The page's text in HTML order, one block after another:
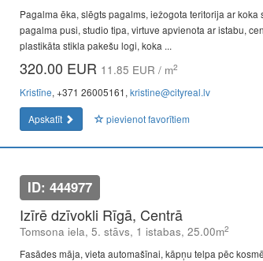
Pagalma ēka, slēgts pagalms, iežogota teritorija ar koka
pagalma pusi, studio tipa, virtuve apvienota ar istabu,
plastikāta stikla pakešu logi, koka ...
320.00 EUR 11.85 EUR / m2
Kristīne, +371 26005161, kristine@cityreal.lv
Apskatīt
pievienot favorītiem
ID: 444977
Izīrē dzīvokli Rīgā, Centrā
Tomsona iela, 5. stāvs, 1 istabas, 25.00m2
Fasādes māja, vieta automašīnai, kāpņu telpa pēc